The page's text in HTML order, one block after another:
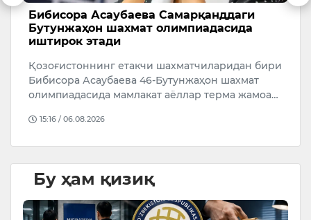
Бибисора Асаубаева Самарқанддаги
Бутунжаҳон шахмат олимпиадасида
иштирок этади
Қозоғистоннинг етакчи шахматчиларидан бири
Бибисора Асаубаева 46-Бутунжаҳон шахмат
олимпиадасида мамлакат аёллар терма жамоа…
15:16 / 06.08.2026
Бу ҳам қизиқ